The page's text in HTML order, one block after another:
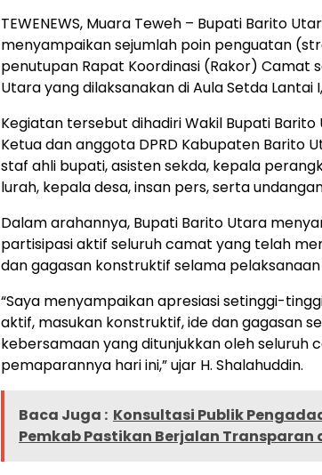
TEWENEWS, Muara Teweh – Bupati Barito
menyampaikan sejumlah poin penguatan
penutupan Rapat Koordinasi (Rakor) Camat
Utara yang dilaksanakan di Aula Setda Lantai
Kegiatan tersebut dihadiri Wakil Bupati
Ketua dan anggota DPRD Kabupaten Barito
staf ahli bupati, asisten sekda, kepala
lurah, kepala desa, insan pers, serta
Dalam arahannya, Bupati Barito Utara
partisipasi aktif seluruh camat yang telah
dan gagasan konstruktif selama
“Saya menyampaikan apresiasi setinggi-
aktif, masukan konstruktif, ide dan gagasan
kebersamaan yang ditunjukkan oleh seluruh
pemaparannya hari ini,” ujar H. Shalahuddin.
Baca Juga : Konsultasi Publik
Pemkab Pastikan Berjalan Transparan